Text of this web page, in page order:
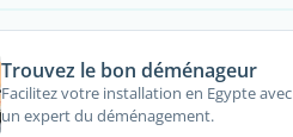
Trouvez le bon déménageur
Facilitez votre installation en Egypte avec
un expert du déménagement.